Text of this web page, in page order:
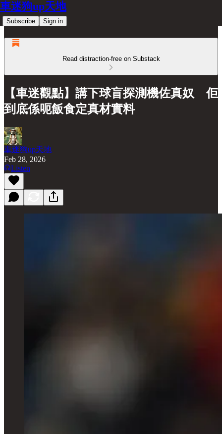
車迷狗up天地
Subscribe Sign in
Read distraction-free on Substack
【車迷觀點】講下球盲探測機佐真奴 佢
到底係呃飯食定真材實料
車迷狗up天地
Feb 28, 2026
Listen